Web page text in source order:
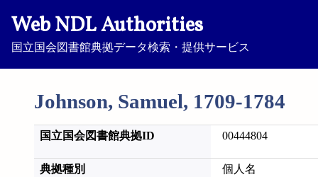
Web NDL Authorities
国立国会図書館典拠データ検索・提供サービス
Johnson, Samuel, 1709-1784
国立国会図書館典拠ID 00444804
典拠種別 個人名